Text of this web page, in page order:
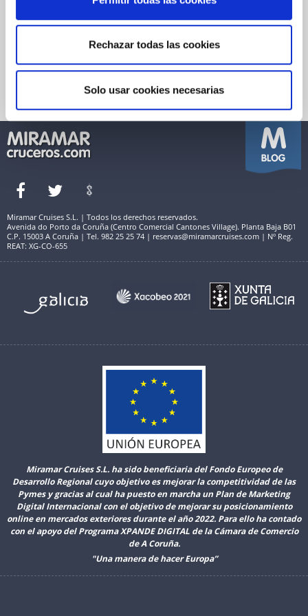
Rechazar todas las cookies
Solo usar cookies necesarias
Garantía de pago
Financiación
Seguro de viaje
Información útil
LEGALES
Quienes somos
Condiciones Generales de Venta
Términos de Uso y Aviso Legal
Miramar Cruises S.L. | Todos los derechos reservados.
Avenida do Porto da Coruña (Centro Comercial Cantones Village). Planta Baja B01
C.P. 15003 A Coruña | Tel. 982 25 25 74 | reservas@miramarcruises.com | Nº Reg.
REAT: XG-CO-655
Miramar Cruises S.L. ha sido beneficiaria del Fondo Europeo de
Desarrollo Regional cuyo objetivo es mejorar la competitividad de las
Pymes y gracias al cual ha puesto en marcha un Plan de Marketing
Digital Internacional con el objetivo de mejorar su posicionamiento
online en mercados exteriores durante el año 2022. Para ello ha contado
con el apoyo del Programa XPANDE DIGITAL de la Cámara de Comercio
de A Coruña.
"Una manera de hacer Europa”